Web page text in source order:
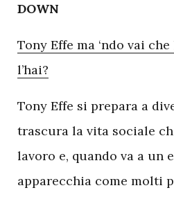
DOWN
Tony Effe ma ‘ndo vai
l’hai?
Tony Effe si prepara a
trascura la vita sociale
lavoro e, quando va a un
apparecchia come molti